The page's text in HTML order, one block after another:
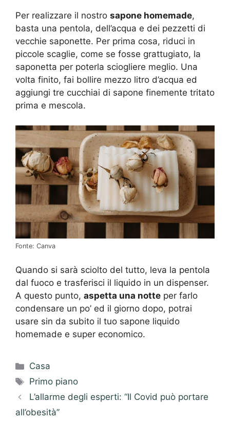
Per realizzare il nostro sapone homemade,
basta una pentola, dell’acqua e dei pezzetti di
vecchie saponette. Per prima cosa, riduci in
piccole scaglie, come se fosse grattugiato, la
saponetta per poterla sciogliere meglio. Una
volta finito, fai bollire mezzo litro d’acqua ed
aggiungi tre cucchiai di sapone finemente tritato
prima e mescola.
Fonte: Canva
Quando si sarà sciolto del tutto, leva la pentola
dal fuoco e trasferisci il liquido in un dispenser.
A questo punto, aspetta una notte per farlo
condensare un po’ ed il giorno dopo, potrai
usare sin da subito il tuo sapone liquido
homemade e super economico.
Categorie
Casa
Tag
Primo piano
L’allarme degli esperti: “Il Covid può portare
all’obesità”